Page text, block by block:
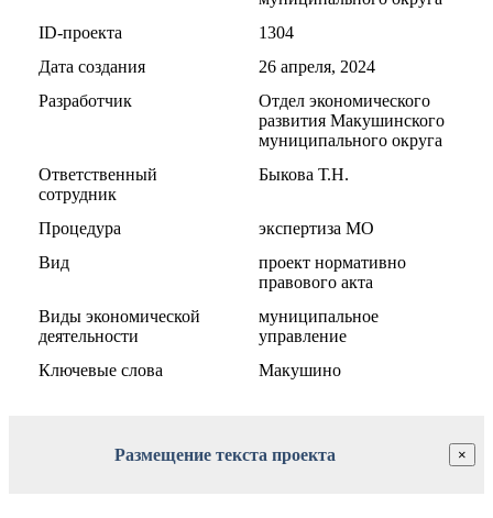
ID-проекта
1304
Дата создания
26 апреля, 2024
Разработчик
Отдел экономического
развития Макушинского
муниципального округа
Ответственный
сотрудник
Быкова Т.Н.
Процедура
экспертиза МО
Вид
проект нормативно
правового акта
Виды экономической
деятельности
муниципальное
управление
Ключевые слова
Макушино
Размещение текста проекта ×